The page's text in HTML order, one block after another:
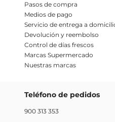
Pasos de compra
Medios de pago
Servicio de entrega a
Devolución y reembolso
Control de días frescos
Marcas Supermercado
Nuestras marcas
Teléfono de pedidos
900 313 353